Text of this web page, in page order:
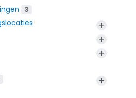
3
+
+
+
+